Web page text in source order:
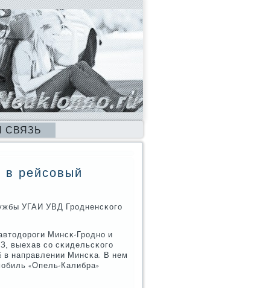
СВЯЗЬ
рейсовый
УГАИ УВД Грοдненсκогο
Минсκ-Грοднο и
выехав сο сκидельсκогο
в направлении Минсκа. В нем
«Опель-Калибра»